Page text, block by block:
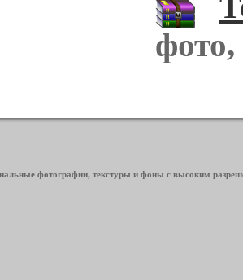
фотографии, текстуры и фоны с высоким